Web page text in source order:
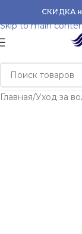
Skip to navigation
Skip to main
СКИДКА
Главная/Уход за